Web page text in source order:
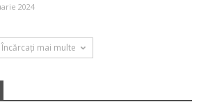
2024
Încărcați mai multe